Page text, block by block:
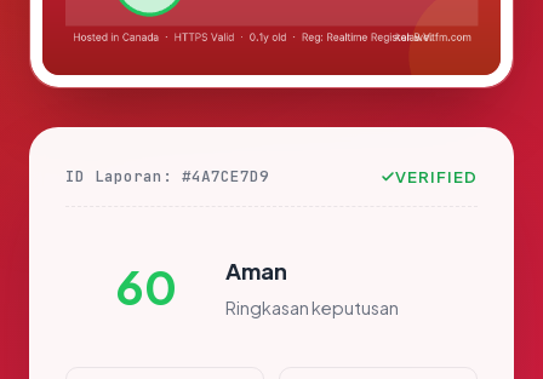
ID Laporan: #4A7CE7D9 VERIFIED
60 Aman
Ringkasan keputusan